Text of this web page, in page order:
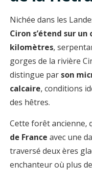
Nichée dans les
Ciron s’étend sur
kilomètres,
gorges de la rivière
distingue par son
calcaire, conditions
des hêtres.
Cette forêt ancienne,
de France avec une
traversé deux ères
enchanteur où plus de